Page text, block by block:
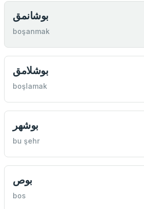
بوشانمق
boşanmak
بوشلامق
boşlamak
بوشهر
bu şehr
بوص
bos